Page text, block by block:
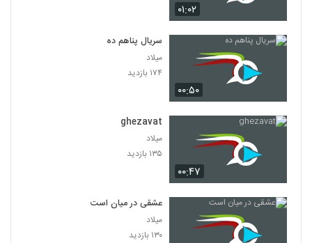
۰۱:۰۲
۰۰:۵۰
سریال پناهم ده
میلاد
۱۷۴ بازدید
۰۰:۴۷
ghezavat
میلاد
۱۳۵ بازدید
عشقی در میان است
میلاد
۱۳۰ بازدید